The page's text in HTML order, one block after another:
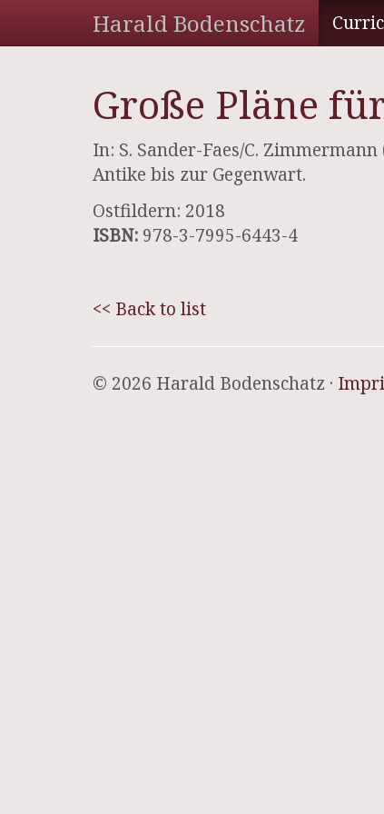
Harald Bodenschatz
Große Pläne
In: S. Sander-Faes/C.
Antike bis zur Gegenwart.
Ostfildern: 2018
ISBN: 978-3-7995-6443-4
<< Back to list
© 2026 Harald Bodenschatz ·